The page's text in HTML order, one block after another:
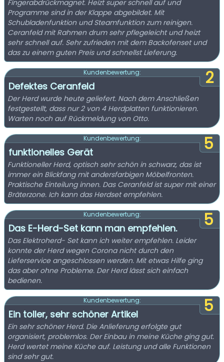
Fingerabdrückmagnet. Heizt super schnell auf und
Programme sind in der Klappe abgebildet. Mit
Schubladenfunktion und Steamfunktion zum reinigen.
Ceranfeld mit Rahmen drum sehr pflegeleicht und heizt
sehr schnell auf. Sehr zufrieden mit dem Backofenset und
das zu einem guten Preis und schnellst Lieferung.
2
Kundenbewertung:
Defektes Ceranfeld
Der Herd wurde heute geliefert. Nach dem Anschließen
festgestellt, dass nur 2 von 4 Herdplatten funktionieren.
Warten noch auf Rückmeldung von Otto.
5
Kundenbewertung:
funktionelles Gerät
Funktioneller Herd, optisch sehr schön in schwarz, das ist
immer ein Blickfang mit andersfarbigen Möbelfronten.
Praktische Einteilung innen. Das Ceranfeld ist super mit einer
Bräterzone. Ich kann das Herdset empfehlen.
5
Kundenbewertung:
Das E-Herd-Set kann man empfehlen.
Das Elektroherd- Set kann ich weiter empfehlen. Leider
konnte der Herd wegen Corona nicht durch den
Lieferservice angeschlossen werden. Mit etwas Hilfe ging
das aber ohne Probleme. Der Herd lässt sich einfach
bedienen.
5
Kundenbewertung:
Ein toller, sehr schöner Artikel
Ein sehr schöner Herd. Die Anlieferung erfolgte gut
organisiert, problemlos. Der Einbau in meine Küche ging gut.
Herd wertet meine Küche auf. Leistung und alle Funktionen
sind sehr gut.